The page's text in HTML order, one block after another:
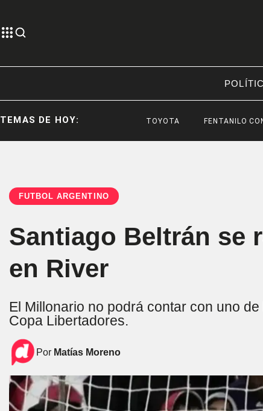
TEMAS DE HOY: FENTANILO
FÚTBOL ARGENTINO
Santiago Beltrán se
en River
El Millonario no podrá contar con uno
Copa Libertadores.
Por Matías Moreno